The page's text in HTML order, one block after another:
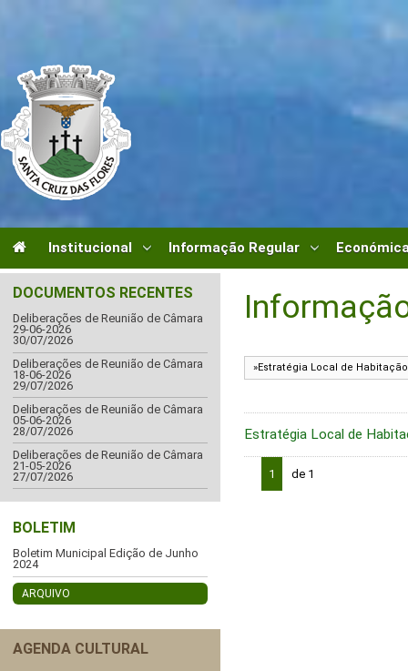
Institucional Informação Regular
DOCUMENTOS RECENTES
Deliberações de Reunião de Câmara
29-06-2026
30/07/2026
Deliberações de Reunião de Câmara
18-06-2026
29/07/2026
Deliberações de Reunião de Câmara
05-06-2026
28/07/2026
Deliberações de Reunião de Câmara
21-05-2026
27/07/2026
BOLETIM
Boletim Municipal Edição de Junho
2024
ARQUIVO
AGENDA CULTURAL
Estratégia Local de
1 de 1